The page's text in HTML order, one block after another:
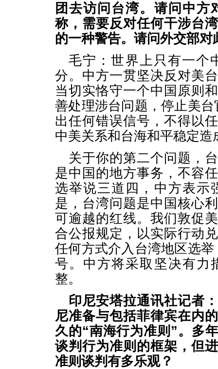
团去访问台湾。请问中方
称，需要反对任何干涉台
的一种警告。请问外交部对
毛宁：世界上只有一个
分。中方一贯坚决反对美
当切实恪守一个中国原则
善处理涉台问题，停止美台
出任何错误信号，不得以
中美关系和台海和平稳定造
关于你的第二个问题，
是中国的地方事务，不容
选举说三道四，中方表示
是，台湾问题是中国核心
可逾越的红线。我们敦促
合公报规定，以实际行动
任何方式介入台湾地区选举
号。中方将采取坚决有力
整。
印尼安塔拉通讯社记者
尼准备与包括菲律宾在内
久的“南海行为准则”。多
谈判行为准则的框架，但
准则谈判有多乐观？